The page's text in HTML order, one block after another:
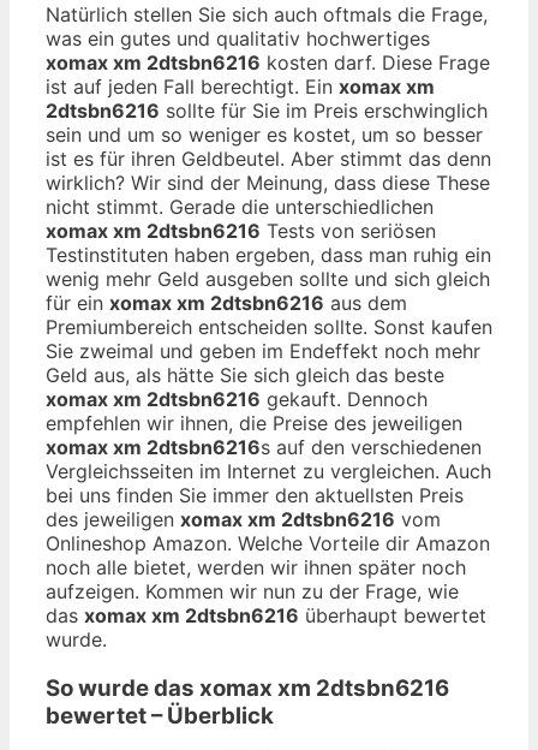
Natürlich stellen Sie sich auch oftmals die Frage,
was ein gutes und qualitativ hochwertiges
xomax xm 2dtsbn6216 kosten darf. Diese Frage
ist auf jeden Fall berechtigt. Ein xomax xm
2dtsbn6216 sollte für Sie im Preis erschwinglich
sein und um so weniger es kostet, um so besser
ist es für ihren Geldbeutel. Aber stimmt das denn
wirklich? Wir sind der Meinung, dass diese These
nicht stimmt. Gerade die unterschiedlichen
xomax xm 2dtsbn6216 Tests von seriösen
Testinstituten haben ergeben, dass man ruhig ein
wenig mehr Geld ausgeben sollte und sich gleich
für ein xomax xm 2dtsbn6216 aus dem
Premiumbereich entscheiden sollte. Sonst kaufen
Sie zweimal und geben im Endeffekt noch mehr
Geld aus, als hätte Sie sich gleich das beste
xomax xm 2dtsbn6216 gekauft. Dennoch
empfehlen wir ihnen, die Preise des jeweiligen
xomax xm 2dtsbn6216s auf den verschiedenen
Vergleichsseiten im Internet zu vergleichen. Auch
bei uns finden Sie immer den aktuellsten Preis
des jeweiligen xomax xm 2dtsbn6216 vom
Onlineshop Amazon. Welche Vorteile dir Amazon
noch alle bietet, werden wir ihnen später noch
aufzeigen. Kommen wir nun zu der Frage, wie
das xomax xm 2dtsbn6216 überhaupt bewertet
wurde.
So wurde das xomax xm 2dtsbn6216
bewertet – Überblick